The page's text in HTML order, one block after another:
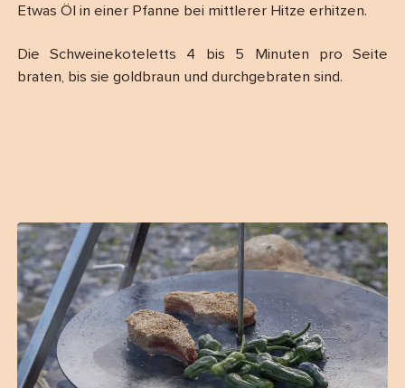
Etwas Öl in einer Pfanne bei mittlerer Hitze erhitzen.
Die Schweinekoteletts 4 bis 5 Minuten pro Seite
braten, bis sie goldbraun und durchgebraten sind.